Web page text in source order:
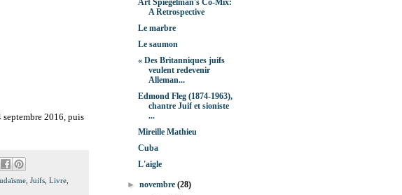
2016, puis
, Juifs, Livre,
Art Spiegelman's Co-Mix:
A Retrospective
Le marbre
Le saumon
« Des Britanniques juifs
veulent redevenir
Alleman...
Edmond Fleg (1874-1963),
chantre Juif et sioniste
...
Mireille Mathieu
Cuba
L'aigle
►novembre(28)